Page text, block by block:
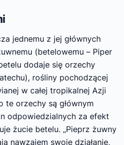
jednemu z jej głównych
(betelowemu – Piper
dodaje się orzechy
rośliny pochodzącej
w całej tropikalnej Azji
te orzechy są głównym
odpowiedzialnych za efekt
żucie betelu. „Pieprz żuwny
nawzajem swoje działanie,